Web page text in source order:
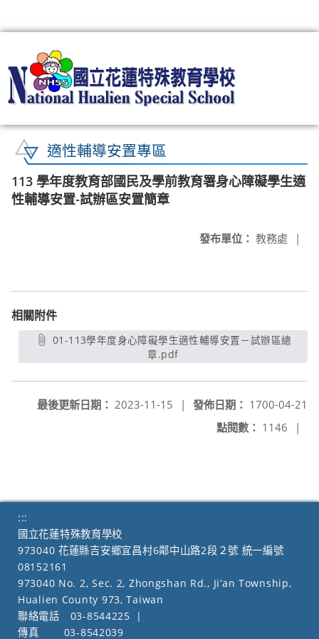
適性輔導安置專區
113 學年度教育部國民及學前教育署身心障礙學生適
性輔導安置-試辦區安置簡章
發布單位： 教務處 |
相關附件
章.pdf另開新視窗
發佈日期： 1700-04-21
最後更新日期： 2023-11-15
|
點閱數： 1146 |
:::
國立花蓮特殊教育學校
973040 花蓮縣吉安鄉宜昌村6鄰中山路2段２號 統一編號
08152161
973040 No. 2, Sec. 2, Zhongshan Rd., Ji’an Township,
Hualien County 973, Taiwan
聯絡電話
03-8544225
|
傳真
03-8542039